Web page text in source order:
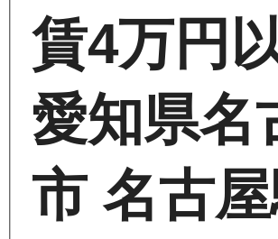
賃4万円
愛知県名
市 名古